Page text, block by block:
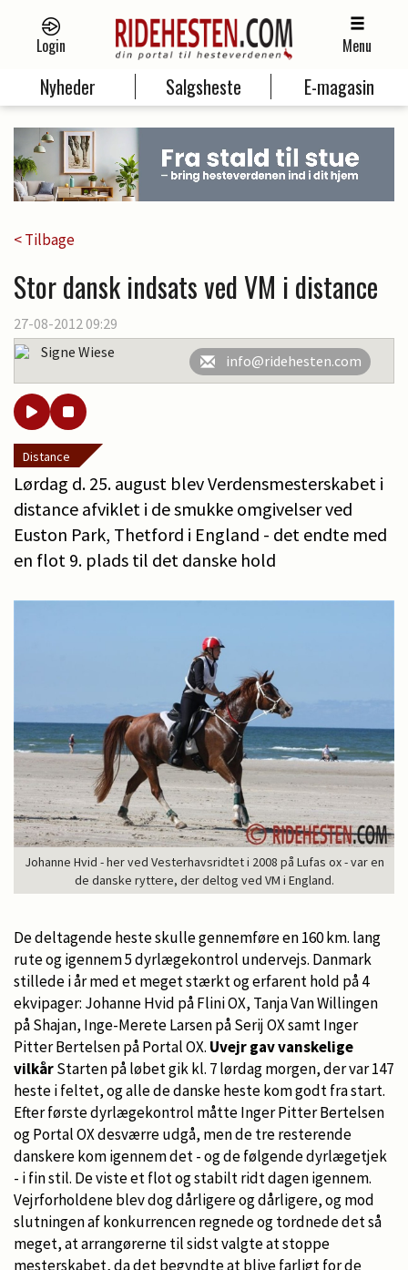
Login Menu
Nyheder Salgsheste E-magasin
< Tilbage
Stor dansk indsats ved VM i distance
27-08-2012 09:29
Signe Wiese
info@ridehesten.com
Distance
Lørdag d. 25. august blev Verdensmesterskabet i
distance afviklet i de smukke omgivelser ved
Euston Park, Thetford i England - det endte med
en flot 9. plads til det danske hold
Johanne Hvid - her ved Vesterhavsridtet i 2008 på Lufas ox - var en
de danske ryttere, der deltog ved VM i England.
De deltagende heste skulle gennemføre en 160 km. lang
rute og igennem 5 dyrlægekontrol undervejs. Danmark
stillede i år med et meget stærkt og erfarent hold på 4
ekvipager: Johanne Hvid på Flini OX, Tanja Van Willingen
på Shajan, Inge-Merete Larsen på Serij OX samt Inger
Pitter Bertelsen på Portal OX. Uvejr gav vanskelige
vilkårStarten på løbet gik kl. 7 lørdag morgen, der var 147
heste i feltet, og alle de danske heste kom godt fra start.
Efter første dyrlægekontrol måtte Inger Pitter Bertelsen
og Portal OX desværre udgå, men de tre resterende
danskere kom igennem det - og de følgende dyrlægetjek
- i fin stil. De viste et flot og stabilt ridt dagen igennem.
Vejrforholdene blev dog dårligere og dårligere, og mod
slutningen af konkurrencen regnede og tordnede det så
meget, at arrangørerne til sidst valgte at stoppe
mesterskabet, da det begyndte at blive farligt for de